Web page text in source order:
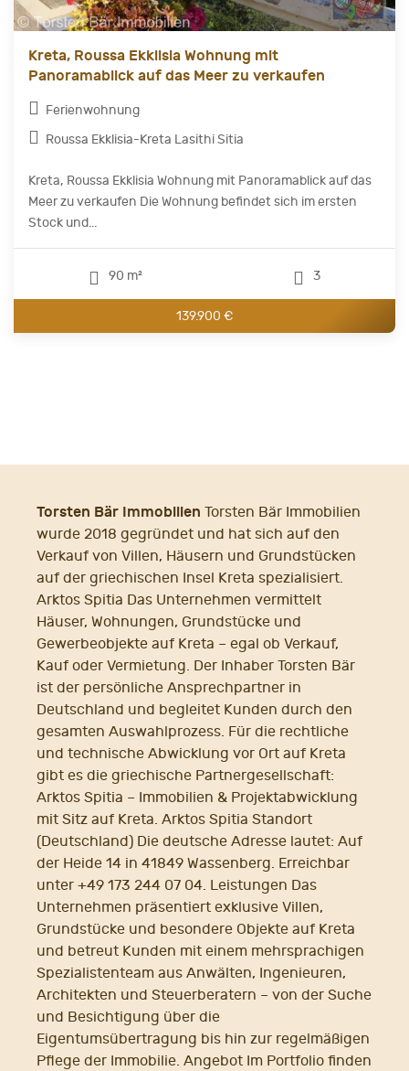
Kreta, Roussa Ekklisia Wohnung mit
Panoramablick auf das Meer zu verkaufen
Ferienwohnung
Roussa Ekklisia-Kreta Lasithi Sitia
Kreta, Roussa Ekklisia Wohnung mit Panoramablick auf das
Meer zu verkaufen Die Wohnung befindet sich im ersten
Stock und...
90 m² 3
139.900 €
Torsten Bär Immobilien Torsten Bär Immobilien
wurde 2018 gegründet und hat sich auf den
Verkauf von Villen, Häusern und Grundstücken
auf der griechischen Insel Kreta spezialisiert.
Arktos Spitia Das Unternehmen vermittelt
Häuser, Wohnungen, Grundstücke und
Gewerbeobjekte auf Kreta – egal ob Verkauf,
Kauf oder Vermietung. Der Inhaber Torsten Bär
ist der persönliche Ansprechpartner in
Deutschland und begleitet Kunden durch den
gesamten Auswahlprozess. Für die rechtliche
und technische Abwicklung vor Ort auf Kreta
gibt es die griechische Partnergesellschaft:
Arktos Spitia – Immobilien & Projektabwicklung
mit Sitz auf Kreta. Arktos Spitia Standort
(Deutschland) Die deutsche Adresse lautet: Auf
der Heide 14 in 41849 Wassenberg. Erreichbar
unter +49 173 244 07 04. Leistungen Das
Unternehmen präsentiert exklusive Villen,
Grundstücke und besondere Objekte auf Kreta
und betreut Kunden mit einem mehrsprachigen
Spezialistenteam aus Anwälten, Ingenieuren,
Architekten und Steuerberatern – von der Suche
und Besichtigung über die
Eigentumsübertragung bis hin zur regelmäßigen
Pflege der Immobilie. Angebot Im Portfolio finden